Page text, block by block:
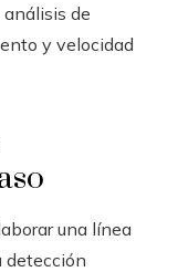
análisis de
y velocidad
una línea
detección